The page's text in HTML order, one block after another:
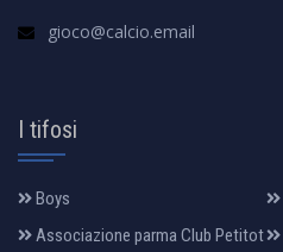
gioco@calcio.email
I tifosi
Boys
Associazione parma Club Petitot